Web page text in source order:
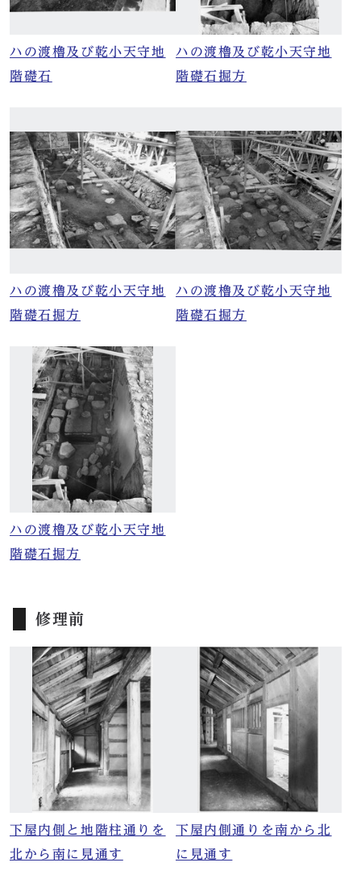
ハの渡櫓及び乾小天守地
階礎石
ハの渡櫓及び乾小天守地
階礎石掘方
ハの渡櫓及び乾小天守地
階礎石掘方
ハの渡櫓及び乾小天守地
階礎石掘方
ハの渡櫓及び乾小天守地
階礎石掘方
修理前
下屋内側と地階柱通りを
北から南に見通す
下屋内側通りを南から北
に見通す